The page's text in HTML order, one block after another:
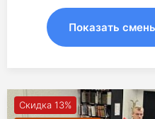
Показать
Скидка 13%